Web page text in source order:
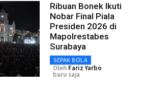
Ribuan Bonek Ikuti
Nobar Final Piala
Presiden 2026 di
Mapolrestabes
Surabaya
SEPAK BOLA
Oleh Fariz Yarbo
baru saja